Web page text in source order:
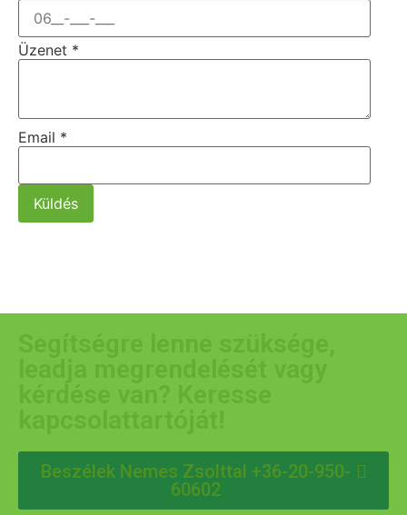
Üzenet *
Email *
Küldés
Beszélek Nemes Zsolttal +36-20-950-
60602